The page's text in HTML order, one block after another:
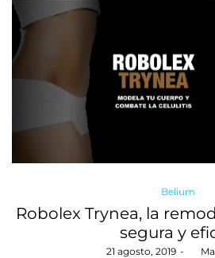
Posted
Belium
Robolex Trynea, la
segura y
Posted
21 agosto, 2019